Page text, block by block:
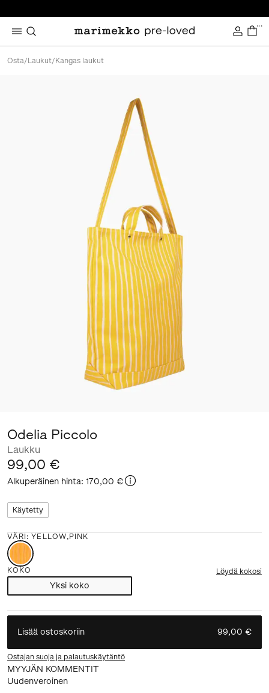
...
Osta/ Laukut/ Kangas laukut
Odelia Piccolo
Laukku
99,00 €
Alkuperäinen hinta: 170,00 €
Käytetty
VÄRI :YELLOW,PINK
KOKO Löydä kokosi
Yksi koko
Lisää ostoskoriin 99,00 €
Ostajan suoja ja palautuskäytäntö
MYYJÄN KOMMENTIT
Uudenveroinen